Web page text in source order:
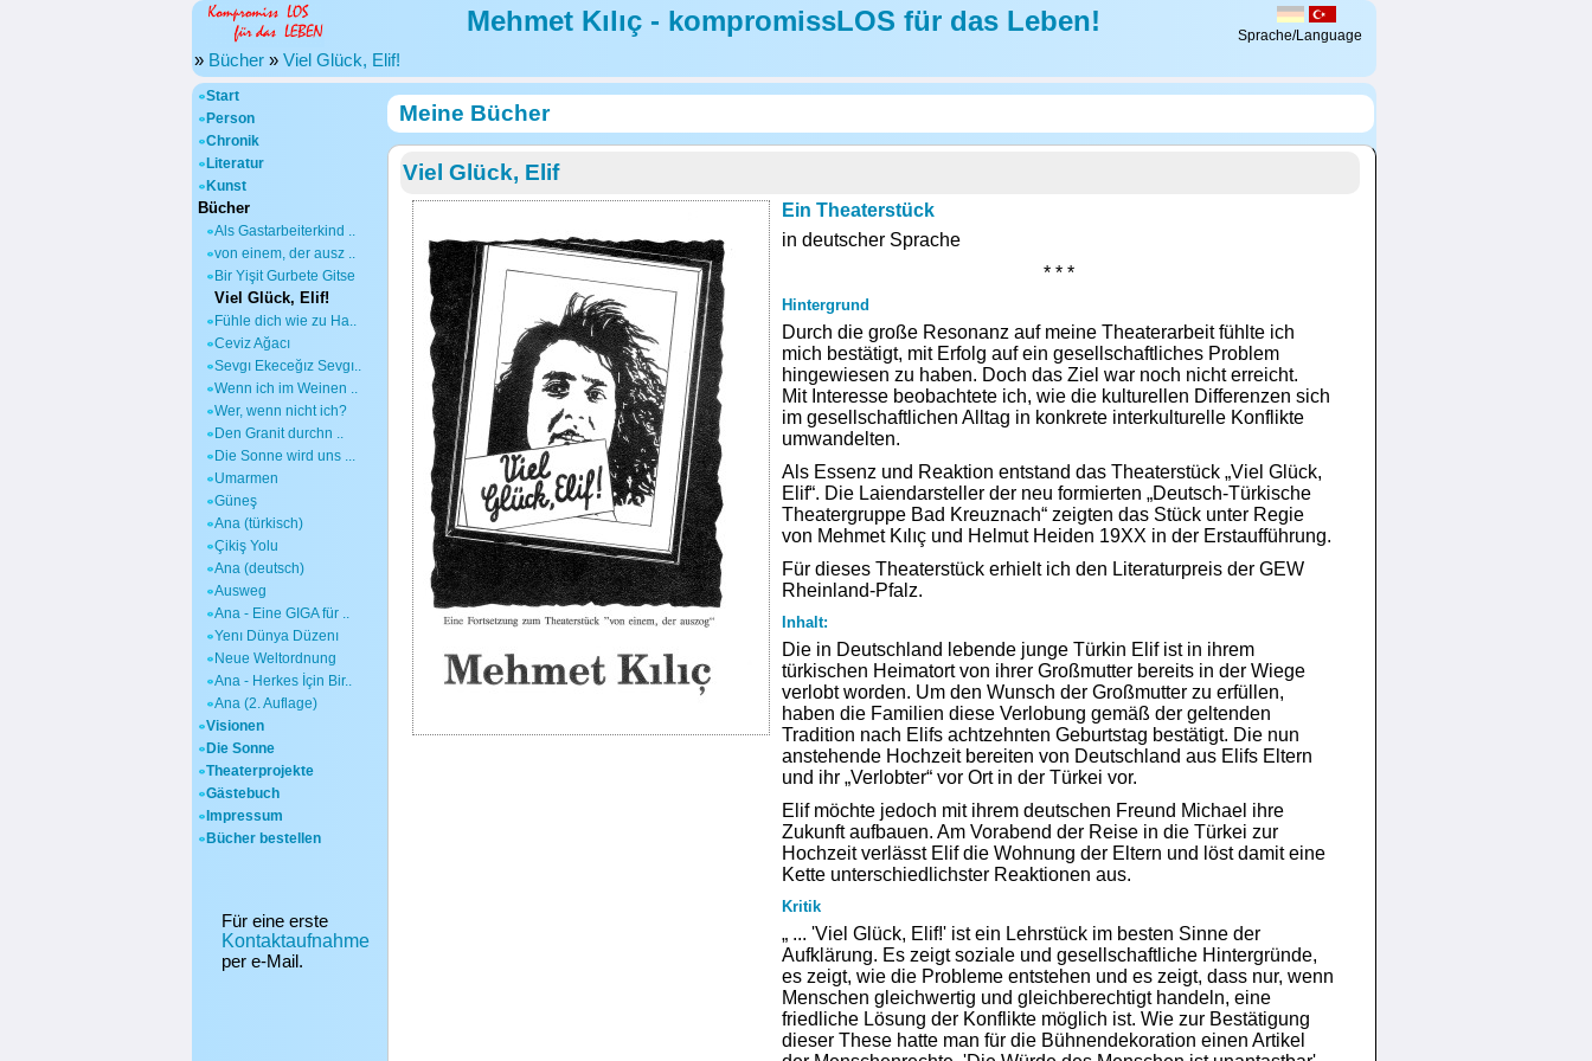
Mehmet Kılıç - kompromissLOS für das Leben! Sprache/Language
» Bücher » Viel Glück, Elif!
Start
Person
Chronik
Literatur
Kunst
Bücher
Als Gastarbeiterkind ..
von einem, der ausz ..
Bir Yişit Gurbete Gitse
Viel Glück, Elif!
Fühle dich wie zu Ha..
Ceviz Ağacı
Sevgı Ekeceğız Sevgı..
Wenn ich im Weinen ..
Wer, wenn nicht ich?
Den Granit durchn ..
Die Sonne wird uns ...
Umarmen
Güneş
Ana (türkisch)
Çikiş Yolu
Ana (deutsch)
Ausweg
Ana - Eine GIGA für ..
Yenı Dünya Düzenı
Neue Weltordnung
Ana - Herkes İçin Bir..
Ana (2. Auflage)
Visionen
Die Sonne
Theaterprojekte
Gästebuch
Impressum
Bücher bestellen
Für eine erste
Kontaktaufnahme
per e-Mail.
Meine Bücher
Viel Glück, Elif
Ein Theaterstück
in deutscher Sprache
* * *
Hintergrund
Durch die große Resonanz auf meine Theaterarbeit fühlte ich
mich bestätigt, mit Erfolg auf ein gesellschaftliches Problem
hingewiesen zu haben. Doch das Ziel war noch nicht erreicht.
Mit Interesse beobachtete ich, wie die kulturellen Differenzen sich
im gesellschaftlichen Alltag in konkrete interkulturelle Konflikte
umwandelten.
Als Essenz und Reaktion entstand das Theaterstück „Viel Glück,
Elif“. Die Laiendarsteller der neu formierten „Deutsch-Türkische
Theatergruppe Bad Kreuznach“ zeigten das Stück unter Regie
von Mehmet Kılıç und Helmut Heiden 19XX in der Erstaufführung.
Für dieses Theaterstück erhielt ich den Literaturpreis der GEW
Rheinland-Pfalz.
Inhalt:
Die in Deutschland lebende junge Türkin Elif ist in ihrem
türkischen Heimatort von ihrer Großmutter bereits in der Wiege
verlobt worden. Um den Wunsch der Großmutter zu erfüllen,
haben die Familien diese Verlobung gemäß der geltenden
Tradition nach Elifs achtzehnten Geburtstag bestätigt. Die nun
anstehende Hochzeit bereiten von Deutschland aus Elifs Eltern
und ihr „Verlobter“ vor Ort in der Türkei vor.
Elif möchte jedoch mit ihrem deutschen Freund Michael ihre
Zukunft aufbauen. Am Vorabend der Reise in die Türkei zur
Hochzeit verlässt Elif die Wohnung der Eltern und löst damit eine
Kette unterschiedlichster Reaktionen aus.
Kritik
„ ... 'Viel Glück, Elif!' ist ein Lehrstück im besten Sinne der
Aufklärung. Es zeigt soziale und gesellschaftliche Hintergründe,
es zeigt, wie die Probleme entstehen und es zeigt, dass nur, wenn
Menschen gleichwertig und gleichberechtigt handeln, eine
friedliche Lösung der Konflikte möglich ist. Wie zur Bestätigung
dieser These hatte man für die Bühnendekoration einen Artikel